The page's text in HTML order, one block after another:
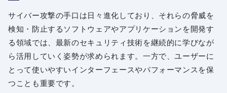
サイバー攻撃の手口は日々進化しており、それらの脅威を
検知・防止するソフトウェアやアプリケーションを開発す
る領域では、最新のセキュリティ技術を継続的に学びなが
ら活用していく姿勢が求められます。一方で、ユーザーに
とって使いやすいインターフェースやパフォーマンスを保
つことも重要です。